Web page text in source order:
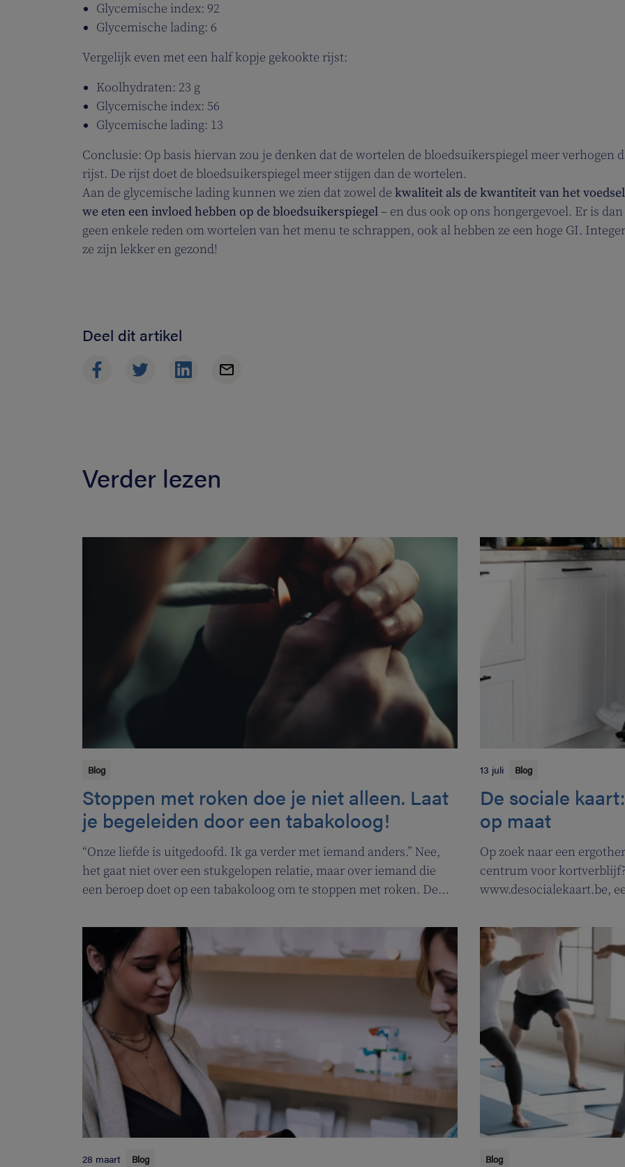
Glycemische index: 92
Glycemische lading: 6
Vergelijk even met een half kopje gekookte rijst:
Koolhydraten: 23 g
Glycemische index: 56
Glycemische lading: 13
Conclusie: Op basis hiervan zou je denken dat de wortelen de bloedsuikerspiegel meer verhogen
rijst. De rijst doet de bloedsuikerspiegel meer stijgen dan de wortelen.
Aan de glycemische lading kunnen we zien dat zowel de kwaliteit als de kwantiteit van het
we eten een invloed hebben op de bloedsuikerspiegel– en dus ook op ons hongergevoel. Er is
geen enkele reden om wortelen van het menu te schrappen, ook al hebben ze een hoge GI.
ze zijn lekker en gezond!
Deel dit artikel
Verder lezen
Blog
Stoppen met roken doe je niet alleen. Laat
je begeleiden door een tabakoloog!
“Onze liefde is uitgedoofd. Ik ga verder met iemand anders.” Nee,
het gaat niet over een stukgelopen relatie, maar over iemand die
een beroep doet op een tabakoloog om te stoppen met roken. De
rookstopbegeleiding door tabakologen te promoten.
13 juli Blog
De sociale
op maat
Op zoek naar een
centrum voor
www.desocialekaart.be,
zowel patiënten als
28 maart Blog Blog